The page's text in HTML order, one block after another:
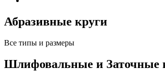
Абразивные круги
Все типы и размеры
Шлифовальные и Заточные